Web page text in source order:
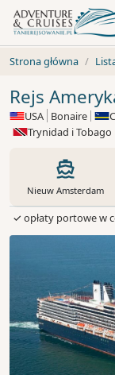
Strona główna
Rejs
USA Bonaire
Trynidad i Tobago
Nieuw Amsterdam
✓ opłaty portowe w